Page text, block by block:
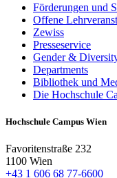
Förderungen und
Offene
Zewiss
Presseservice
Gender &
Departments
Bibliothek und
Die Hochschule
Hochschule Campus Wien
Favoritenstraße 232
1100 Wien
+43 1 606 68 77-6600